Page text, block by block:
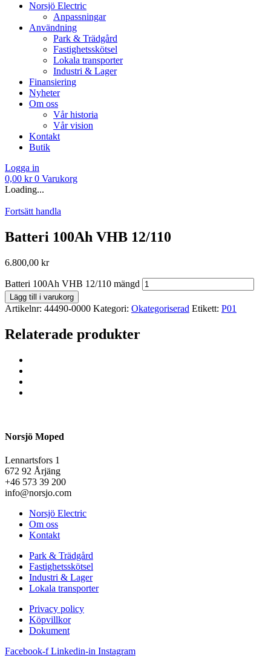
Norsjö Electric
Anpassningar
Användning
Park & Trädgård
Fastighetsskötsel
Lokala transporter
Industri & Lager
Finansiering
Nyheter
Om oss
Vår historia
Vår vision
Kontakt
Butik
Logga in
0,00 kr 0 Varukorg
Loading...
Fortsätt handla
Batteri 100Ah VHB 12/110
6.800,00 kr
Batteri 100Ah VHB 12/110 mängd
Lägg till i varukorg
Artikelnr: 44490-0000 Kategori: Okategoriserad Etikett: P01
Relaterade produkter
Norsjö Moped
Lennartsfors 1
672 92 Årjäng
+46 573 39 200
info@norsjo.com
Norsjö Electric
Om oss
Kontakt
Park & Trädgård
Fastighetsskötsel
Industri & Lager
Lokala transporter
Privacy policy
Köpvillkor
Dokument
Facebook-f Linkedin-in Instagram